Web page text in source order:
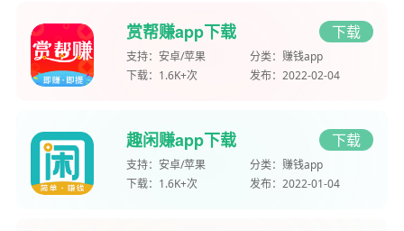
赏帮赚app下载 下载
支持： 安卓/苹果 分类： 赚钱app
下载： 1.6K+次 发布： 2022-02-04
趣闲赚app下载 下载
支持： 安卓/苹果 分类： 赚钱app
下载： 1.6K+次 发布： 2022-01-04